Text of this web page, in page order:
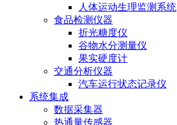
人体运动生理监测系统
食品检测仪器
折光糖度仪
谷物水分测量仪
果实硬度计
交通分析仪器
汽车运行状态记录仪
系统集成
数据采集器
热通量传感器